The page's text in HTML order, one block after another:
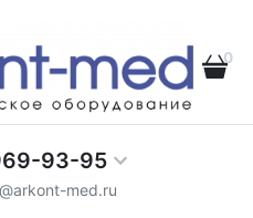
0
93-95
med.ru